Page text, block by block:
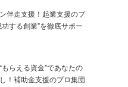
伴走支援！起業支援のプ
功する創業”を徹底サポー
もらえる資金”であなたの
！補助金支援のプロ集団